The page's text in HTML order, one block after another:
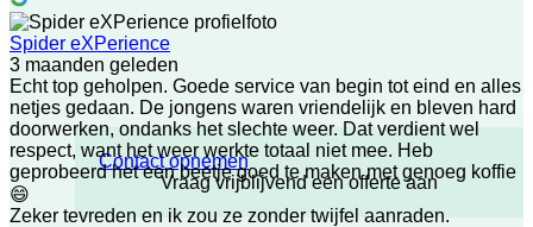
Contact opnemen
Vraag vrijblijvend een offerte aan
Spider eXPerience
3 maanden geleden
Echt top geholpen. Goede service van begin tot eind en alles
netjes gedaan. De jongens waren vriendelijk en bleven hard
doorwerken, ondanks het slechte weer. Dat verdient wel
respect, want het weer werkte totaal niet mee. Heb
geprobeerd het een beetje goed te maken met genoeg koffie
😄
Zeker tevreden en ik zou ze zonder twijfel aanraden.